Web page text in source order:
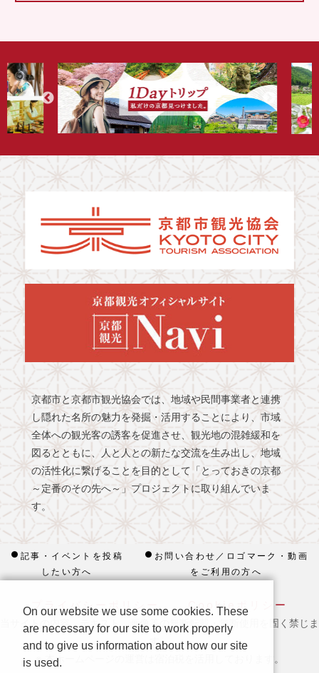
京都市と京都市観光協会では、地域や民間事業者と連携
し隠れた名所の魅力を発掘・活用することにより、市域
全体への観光客の誘客を促進させ、観光地の混雑緩和を
図るとともに、人と人との新たな交流を生み出し、地域
の活性化に繋げることを目的として「とっておきの京都
～定番のその先へ～」プロジェクトに取り組んでいま
す。
記事・イベントを投稿
したい方へ
お問い合わせ／ロゴマーク・動画
をご利用の方へ
プライバシーポリシー Cookieポリシー
当サイトの内容、テキスト、画像等の無断転載・無断使用を固く禁じま
す。
※ 本ホームページの運営は宿泊税を活用しております。
On our website we use some cookies. These
are necessary for our site to work properly
and to give us information about how our site
is used.